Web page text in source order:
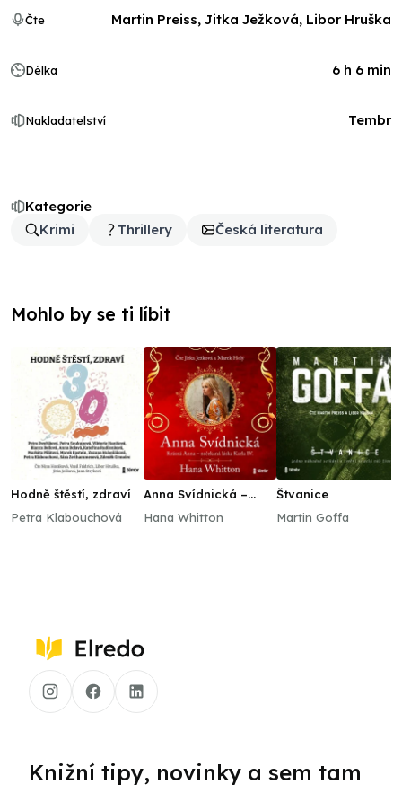
Kategorie
Krimi
Thrillery Česká literatura
Čte Martin Preiss, Jitka Ježková, Libor Hruška
Délka 6 h 6 min
Nakladatelství Tembr
Mohlo by se ti líbit
Hodně štěstí, zdraví
Petra Klabouchová
Anna Svídnická –
nečekaná láska Karla
Hana Whitton
Štvanice
Martin Goffa
Knižní tipy, novinky a sem tam